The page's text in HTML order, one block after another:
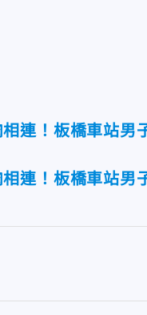
相連！板橋車站
相連！板橋車站